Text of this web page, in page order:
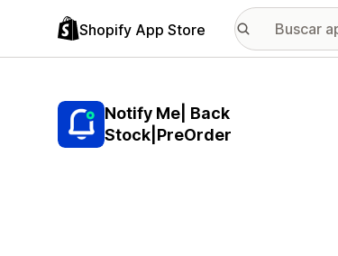
Shopify App Store
Notify Me| Back
Stock|PreOrder